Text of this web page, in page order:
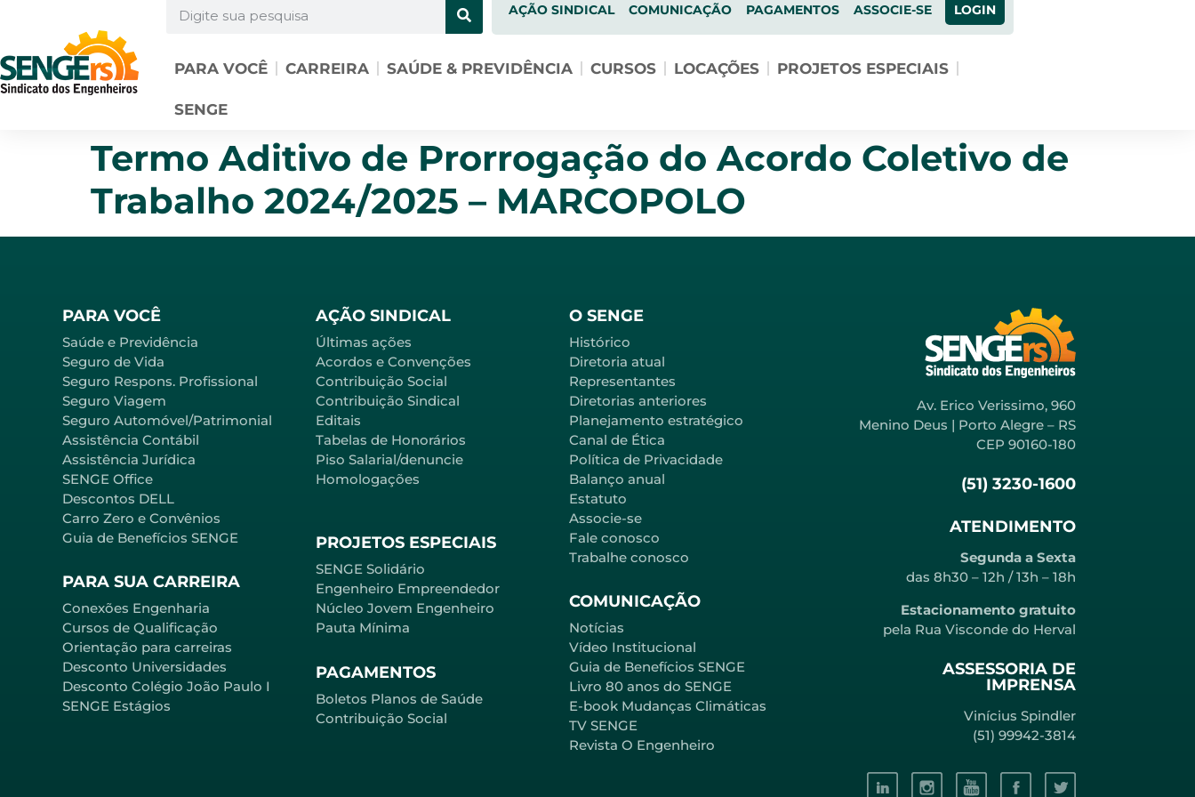
AÇÃO SINDICAL COMUNICAÇÃO PAGAMENTOS ASSOCIE-SE LOGIN
PARA VOCÊ CARREIRA SAÚDE & PREVIDÊNCIA CURSOS LOCAÇÕES PROJETOS ESPECIAIS
SENGE
Termo Aditivo de Prorrogação do Acordo Coletivo de
Trabalho 2024/2025 – MARCOPOLO
PARA VOCÊ
Saúde e Previdência
Seguro de Vida
Seguro Respons. Profissional
Seguro Viagem
Seguro Automóvel/Patrimonial
Assistência Contábil
Assistência Jurídica
SENGE Office
Descontos DELL
Carro Zero e Convênios
Guia de Benefícios SENGE
PARA SUA CARREIRA
Conexões Engenharia
Cursos de Qualificação
Orientação para carreiras
Desconto Universidades
Desconto Colégio João Paulo I
SENGE Estágios
AÇÃO SINDICAL
Últimas ações
Acordos e Convenções
Contribuição Social
Contribuição Sindical
Editais
Tabelas de Honorários
Piso Salarial/denuncie
Homologações
PROJETOS ESPECIAIS
SENGE Solidário
Engenheiro Empreendedor
Núcleo Jovem Engenheiro
Pauta Mínima
PAGAMENTOS
Boletos Planos de Saúde
Contribuição Social
O SENGE
Histórico
Diretoria atual
Representantes
Diretorias anteriores
Planejamento estratégico
Canal de Ética
Política de Privacidade
Balanço anual
Estatuto
Associe-se
Fale conosco
Trabalhe conosco
COMUNICAÇÃO
Notícias
Vídeo Institucional
Guia de Benefícios SENGE
Livro 80 anos do SENGE
E-book Mudanças Climáticas
TV SENGE
Revista O Engenheiro
Av. Erico Verissimo, 960
Menino Deus | Porto Alegre – RS
CEP 90160-180
(51) 3230-1600
ATENDIMENTO
Segunda a Sexta
das 8h30 – 12h / 13h – 18h
Estacionamento gratuito
pela Rua Visconde do Herval
ASSESSORIA DE
IMPRENSA
Vinícius Spindler
(51) 99942-3814